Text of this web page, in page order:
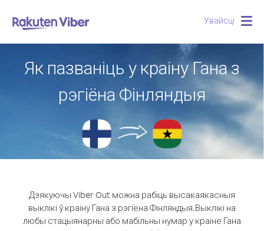
Увайсці
Як пазваніць у краіну Гана з
рэгіёна Фінляндыя
Дзякуючы Viber Out можна рабіць высакаякасныя
выклікі ў краіну Гана з рэгіёна Фінляндыя.Выклікі на
любы стацыянарны або мабільны нумар у краіне Гана